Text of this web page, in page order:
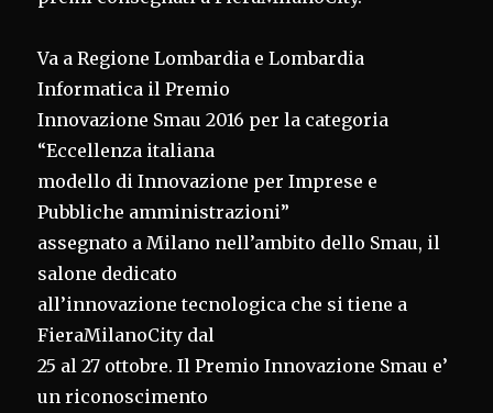
Va a Regione Lombardia e Lombardia
Informatica il Premio
Innovazione Smau 2016 per la categoria
“Eccellenza italiana
modello di Innovazione per Imprese e
Pubbliche amministrazioni”
assegnato a Milano nell’ambito dello Smau, il
salone dedicato
all’innovazione tecnologica che si tiene a
FieraMilanoCity dal
25 al 27 ottobre. Il Premio Innovazione Smau e’
un riconoscimento